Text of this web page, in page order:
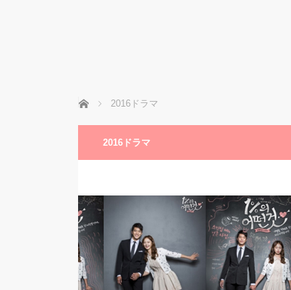
ホーム 2016ドラマ
2016ドラマ